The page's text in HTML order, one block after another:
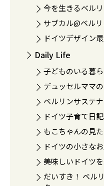
今を生きるベル
サブカル@ベル
ドイツデザイン
Daily Life
子どものいる暮
デュッセルママ
ベルリンサステ
ドイツ子育て日記
もこちゃんの見
ドイツの小さな
美味しいドイツ
だいすき！ ベル